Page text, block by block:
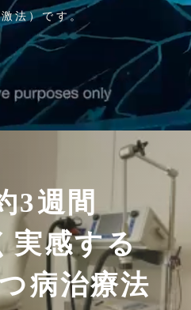
法）です。
3週間
実感する
病治療法